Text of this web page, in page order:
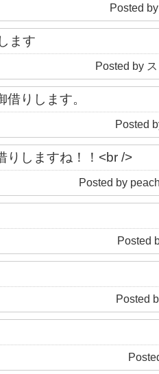
Posted
ます
Posted by
御借りします。
Posted
りしますね！！<br />
Posted by
Posted
Posted